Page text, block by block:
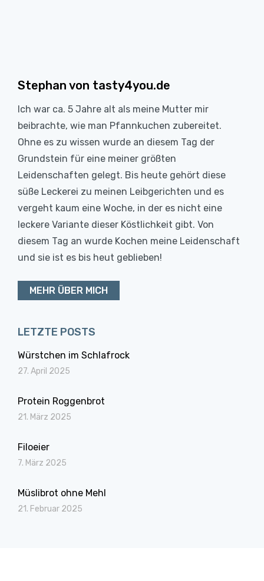
Stephan von tasty4you.de
Ich war ca. 5 Jahre alt als meine Mutter mir
beibrachte, wie man Pfannkuchen zubereitet.
Ohne es zu wissen wurde an diesem Tag der
Grundstein für eine meiner größten
Leidenschaften gelegt. Bis heute gehört diese
süße Leckerei zu meinen Leibgerichten und es
vergeht kaum eine Woche, in der es nicht eine
leckere Variante dieser Köstlichkeit gibt. Von
diesem Tag an wurde Kochen meine Leidenschaft
und sie ist es bis heut geblieben!
MEHR ÜBER MICH
LETZTE POSTS
Würstchen im Schlafrock
27. April 2025
Protein Roggenbrot
21. März 2025
Filoeier
7. März 2025
Müslibrot ohne Mehl
21. Februar 2025